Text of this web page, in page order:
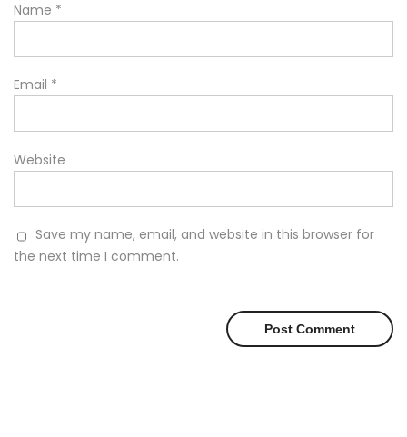
Name *
Email *
Website
Save my name, email, and website in this browser for
the next time I comment.